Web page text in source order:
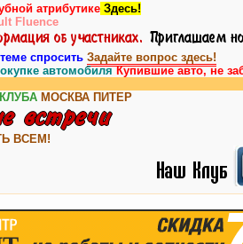
атрибутике Здесь!
Fluence
спросить Задайте вопрос здесь!
автомобиляКупившие авто, не
МОСКВА ПИТЕР
ВСЕМ!